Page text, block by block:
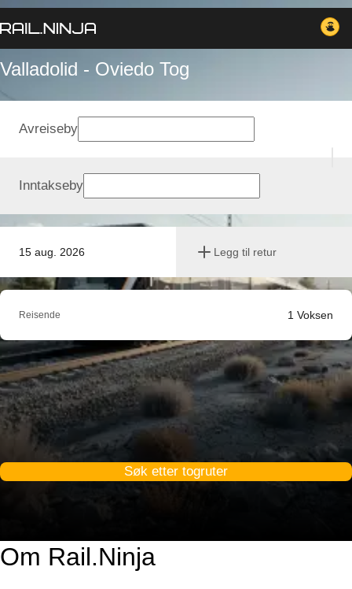
Valladolid - Oviedo Tog
15 aug. 2026 Legg til retur
Avreiseby
Inntakseby
Reisende 1 Voksen
Søk etter togruter
Om Rail.Ninja